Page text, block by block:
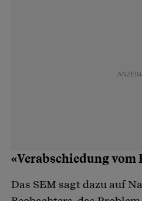
«Verabschiedung vom
Das SEM sagt dazu auf